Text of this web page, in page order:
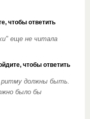
чтобы ответить
еще не читала
чтобы ответить
должны быть.
было бы